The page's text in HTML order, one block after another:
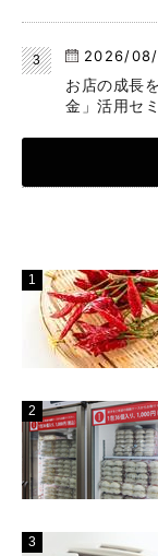
2026/
お店の成長
金」活用セ